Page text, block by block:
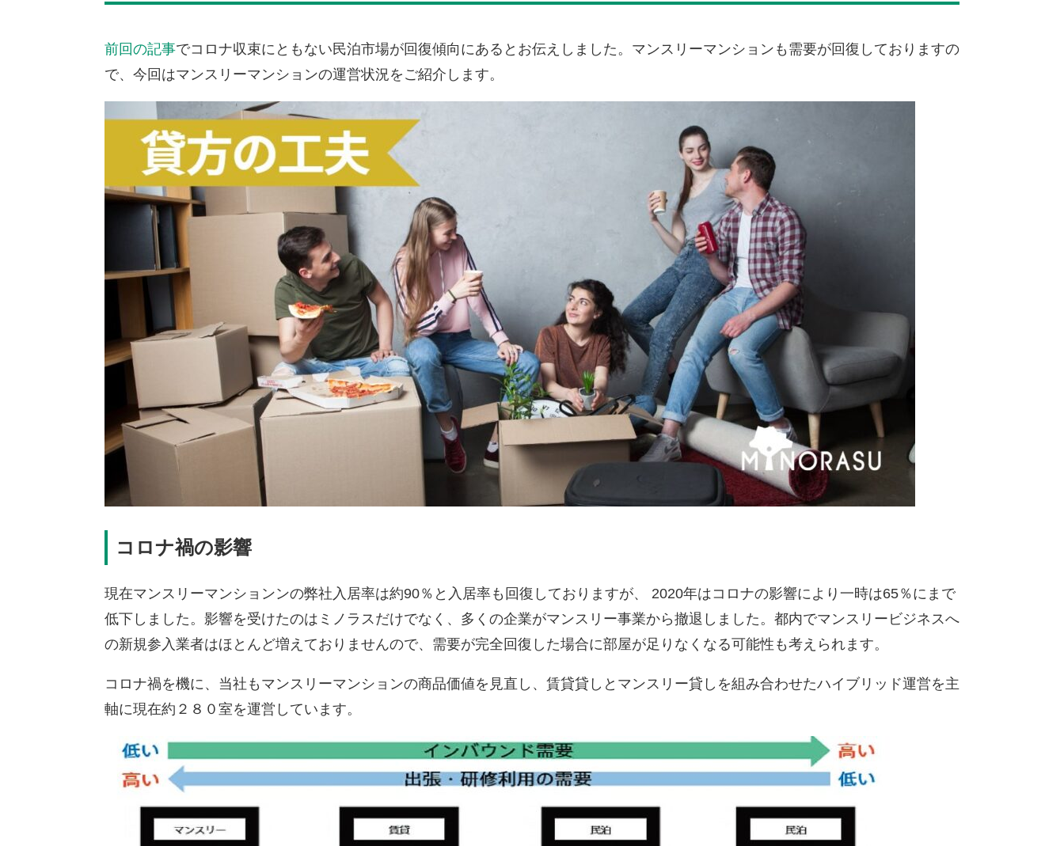
前回の記事でコロナ収束にともない民泊市場が回復傾向にあるとお伝えしました。マンスリーマンションも需要が回復しておりますの
で、今回はマンスリーマンションの運営状況をご紹介します。
コロナ禍の影響
現在マンスリーマンションンの弊社入居率は約90％と入居率も回復しておりますが、 2020年はコロナの影響により一時は65％にまで
低下しました。影響を受けたのはミノラスだけでなく、多くの企業がマンスリー事業から撤退しました。都内でマンスリービジネスへ
の新規参入業者はほとんど増えておりませんので、需要が完全回復した場合に部屋が足りなくなる可能性も考えられます。​
コロナ禍を機に、当社もマンスリーマンションの商品価値を見直し、賃貸貸しとマンスリー貸しを組み合わせたハイブリッド運営を主
軸に現在約２８０室を運営しています。​